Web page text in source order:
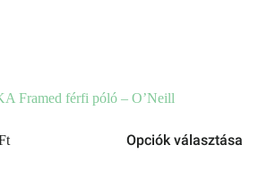
Framed férfi póló – O’Neill
Opciók választása